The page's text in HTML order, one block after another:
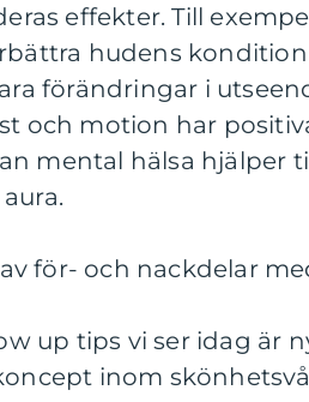
effekter. Till
hudens
förändringar i
och motion har
mental hälsa hjälper
för- och nackdelar
up tips vi ser idag är
inom